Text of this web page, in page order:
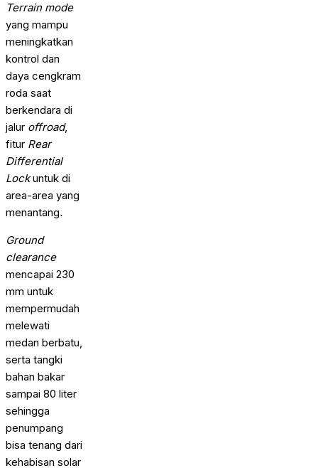
Terrain mode
yang mampu
meningkatkan
kontrol dan
daya cengkram
roda saat
berkendara di
jalur offroad,
fitur Rear
Differential
Lockuntuk di
area-area yang
menantang.
Ground
clearance
mencapai 230
mm untuk
mempermudah
melewati
medan berbatu,
serta tangki
bahan bakar
sampai 80 liter
sehingga
penumpang
bisa tenang dari
kehabisan solar